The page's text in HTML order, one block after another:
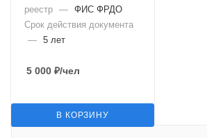
реестр — ФИС ФРДО
Срок действия документа
— 5 лет
5 000 ₽/чел
В КОРЗИНУ